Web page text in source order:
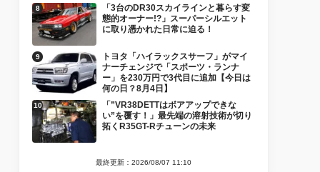
「3台のDR30スカイラインと暮らす変
態的オーナー!?」スーパーシルエット
に取り憑かれた日常に迫る！
トヨタ「ハイラックスサーフ」がマイ
ナーチェンジで「スポーツ・ランナ
ー」を230万円で3代目に追加【今日は
何の日？8月4日】
「”VR38DETTはボアアップできな
い”を覆す！」最先端の溶射技術が切り
拓くR35GT-Rチューンの未来
最終更新：2026/08/07 11:10